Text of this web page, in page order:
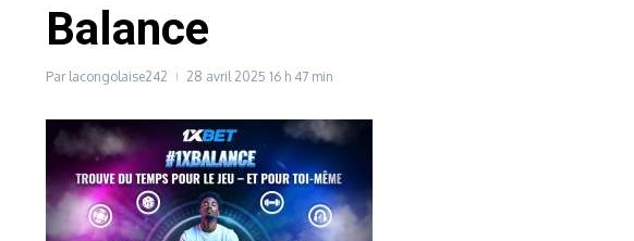
Balance
Par lacongolaise242 28 avril 2025 16 h 47 min